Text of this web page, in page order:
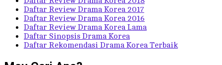
Daftar Review Drama Korea 2017
Daftar Review Drama Korea 2016
Daftar Review Drama Korea Lama
Daftar Sinopsis Drama Korea
Daftar Rekomendasi Drama Korea Terbaik